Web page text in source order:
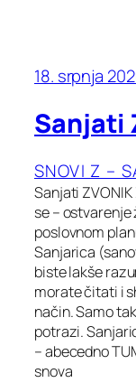
18. srpnja
Sanjati
SNOVI Z –
Sanjati
se – ostvarenje
poslovnom
Sanjarica
biste lakše
morate čitati i
način. Samo
potrazi.
– abecedno
snova